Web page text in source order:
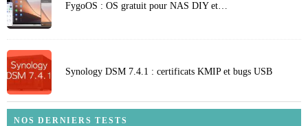
FygoOS : OS gratuit pour NAS DIY et…
Synology DSM 7.4.1 : certificats KMIP et bugs USB
NOS DERNIERS TESTS